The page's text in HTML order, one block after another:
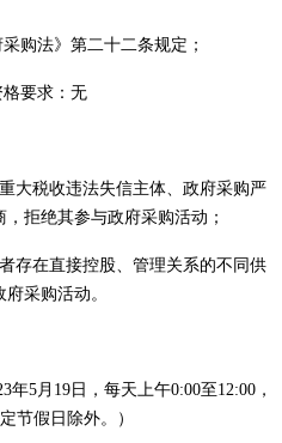
购法》第二十二条规定；
要求：无
大税收违法失信主体、政府采购严
拒绝其参与政府采购活动；
存在直接控股、管理关系的不同供
采购活动。
年5月 19 日，每天上午0:00至12:00，
节假日除外。）